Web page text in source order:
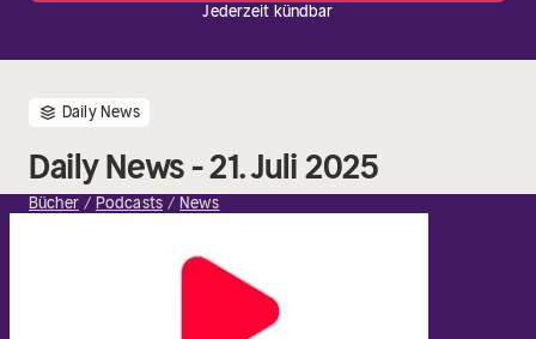
Jederzeit kündbar
Daily News
Daily News - 21. Juli 2025
Bücher Podcasts News